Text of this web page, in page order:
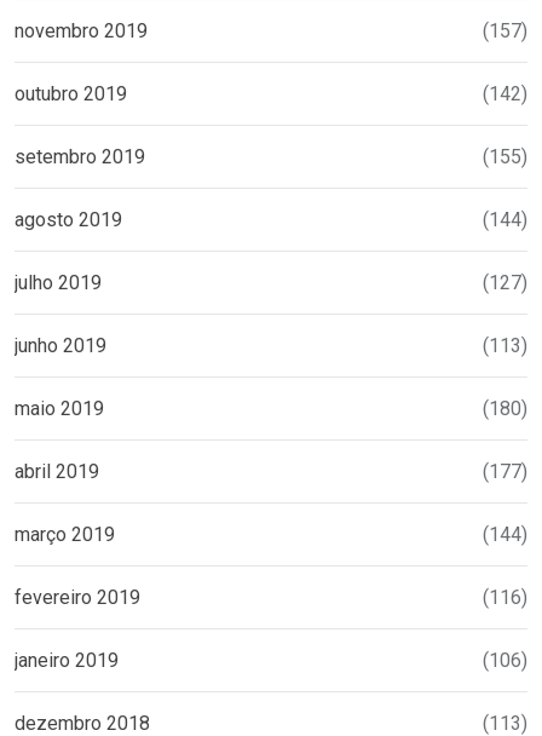
novembro 2019 (157)
outubro 2019 (142)
setembro 2019 (155)
agosto 2019 (144)
julho 2019 (127)
junho 2019 (113)
maio 2019 (180)
abril 2019 (177)
março 2019 (144)
fevereiro 2019 (116)
janeiro 2019 (106)
dezembro 2018 (113)